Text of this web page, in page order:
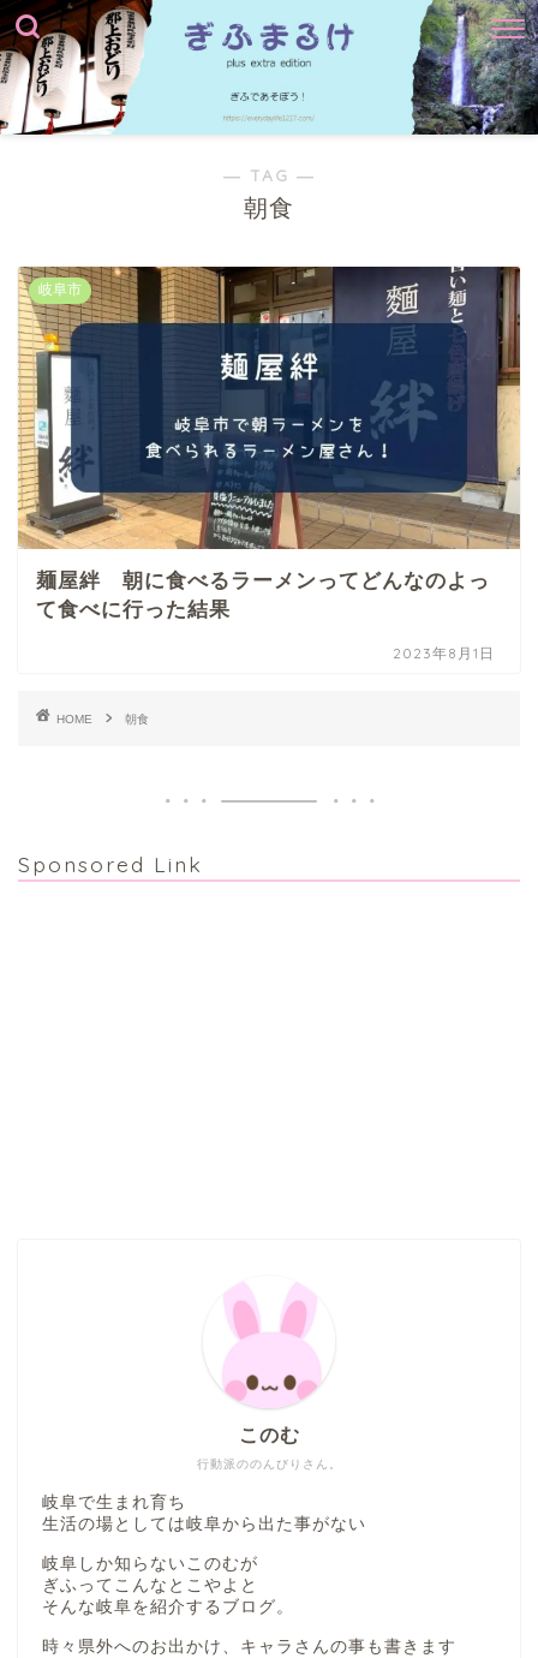
― TAG ―
朝食
岐阜市
麺屋絆 朝に食べるラーメンってどんなのよっ
て食べに行った結果
2023年8月1日
HOME 朝食
Sponsored Link
行動派ののんびりさん。
このむ
岐阜で生まれ育ち
生活の場としては岐阜から出た事がない
岐阜しか知らないこのむが
ぎふってこんなとこやよと
そんな岐阜を紹介するブログ。
時々県外へのお出かけ、キャラさんの事も書きます